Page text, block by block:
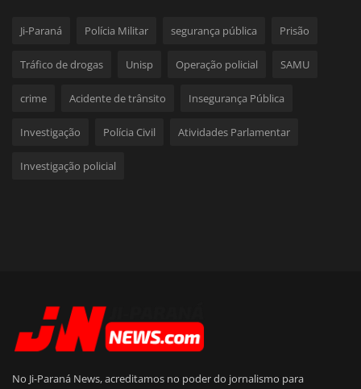
Ji-Paraná Polícia Militar segurança pública Prisão
Tráfico de drogas Unisp Operação policial SAMU
crime Acidente de trânsito Insegurança Pública
Investigação Polícia Civil Atividades Parlamentar
Investigação policial
No Ji-Paraná News, acreditamos no poder do jornalismo para